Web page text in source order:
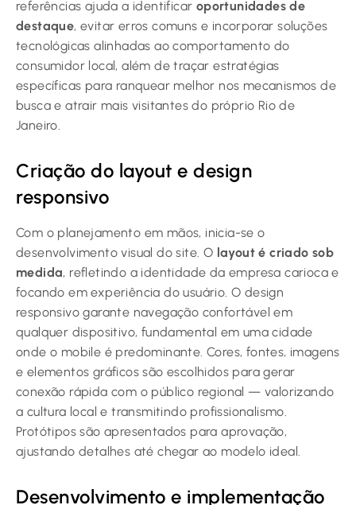
referências ajuda a identificar oportunidades de
destaque, evitar erros comuns e incorporar soluções
tecnológicas alinhadas ao comportamento do
consumidor local, além de traçar estratégias
específicas para ranquear melhor nos mecanismos de
busca e atrair mais visitantes do próprio Rio de
Janeiro.
Criação do layout e design
responsivo
Com o planejamento em mãos, inicia-se o
desenvolvimento visual do site. O layout é criado sob
medida, refletindo a identidade da empresa carioca e
focando em experiência do usuário. O design
responsivo garante navegação confortável em
qualquer dispositivo, fundamental em uma cidade
onde o mobile é predominante. Cores, fontes, imagens
e elementos gráficos são escolhidos para gerar
conexão rápida com o público regional — valorizando
a cultura local e transmitindo profissionalismo.
Protótipos são apresentados para aprovação,
ajustando detalhes até chegar ao modelo ideal.
Desenvolvimento e implementação